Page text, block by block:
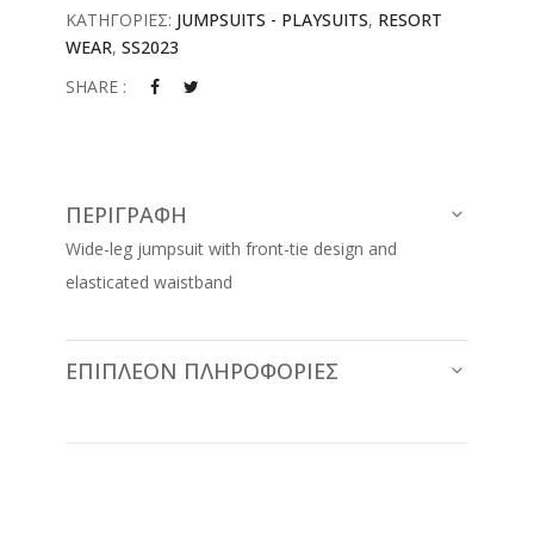
ΚΑΤΗΓΟΡΙΕΣ: JUMPSUITS - PLAYSUITS, RESORT
WEAR, SS2023
SHARE :
ΠΕΡΙΓΡΑΦΉ
Wide-leg jumpsuit with front-tie design and
elasticated waistband
ΕΠΙΠΛΈΟΝ ΠΛΗΡΟΦΟΡΊΕΣ